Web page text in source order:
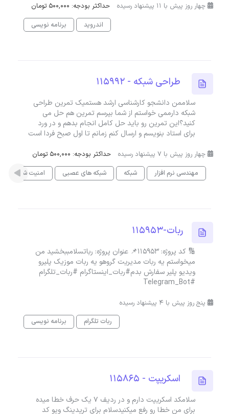
چهار روز پیش با 11 پیشنهاد رسیده
حداکثر بودجه: 500,000 تومان
اندروید
برنامه نویسی
طراحی شبکه - 115992
سلاممن دانشجو کارشناسی ارشد هستمیک تمرین طراحی
شبکه دارممی خواستم از شما بپرسم تمرین هم حل می
کنید؟این تمرین رو باید حل کامل انجام بدهم و در ورد
برای استاد بنویسم و ارسال کنم زمانم تا اول صبح فردا است
چهار روز پیش با 7 پیشنهاد رسیده
حداکثر بودجه: 500,000 تومان
مهندسی نرم افزار
شبکه شبکه های عصبی امنیت شبکه
ربات-115953
🔢 کد پروژه: 115953📌 عنوان پروژه: رباتسلامببخشید من
میخواستم یه ربات مدیریت گروهو یه ربات موزیک پلیرو
ویدیو پلیر سفارش بدم#ربات_اینستاگرام #ربات_تلگرام
#Telegram_Bot
پنج روز پیش با 4 پیشنهاد رسیده
ربات تلگرام
برنامه نویسی
اسکریپت - 115865
سلامکد اسکریپت دارم و در ردیف ۷ یک حرف خطا میده
برای من خطا رو رفع میکنیدسلام برای تریدینگ ویو کد